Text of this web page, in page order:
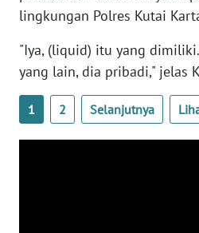
lingkungan Polres Kutai
"Iya, (liquid) itu yang
yang lain, dia pribadi," jelas
1 2 Selanjutnya
KEPRI
WN
PAPUA
WN
PAPUA